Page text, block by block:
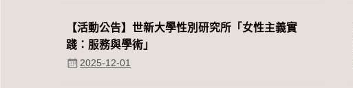
【活動公告】世新大學性別研究所「女性主義實
踐：服務與學術」
2025-12-01